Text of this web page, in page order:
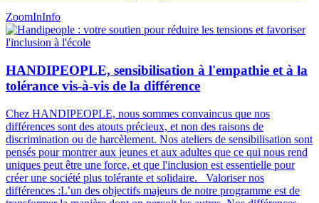
ZoomInInfo
HANDIPEOPLE, sensibilisation à l'empathie et à la
tolérance vis-à-vis de la différence
Chez HANDIPEOPLE, nous sommes convaincus que nos
différences sont des atouts précieux, et non des raisons de
discrimination ou de harcèlement. Nos ateliers de sensibilisation sont
pensés pour montrer aux jeunes et aux adultes que ce qui nous rend
uniques peut être une force, et que l'inclusion est essentielle pour
créer une société plus tolérante et solidaire. Valoriser nos
différences :L’un des objectifs majeurs de notre programme est de